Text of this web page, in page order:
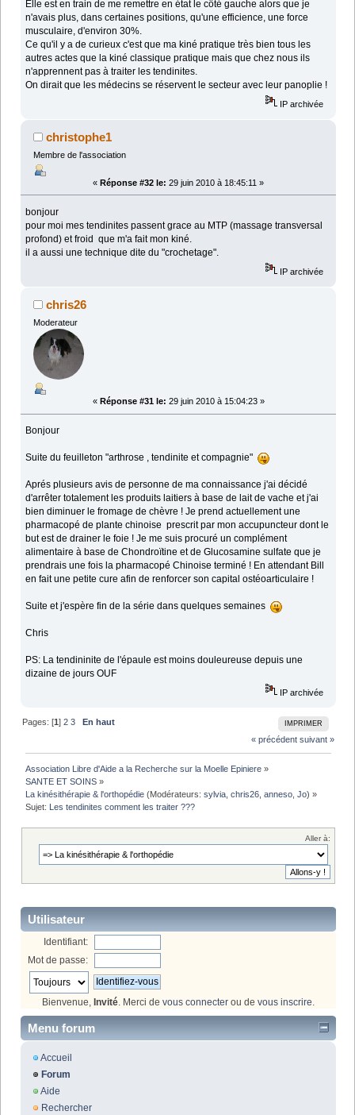
Elle est en train de me remettre en état le côté gauche alors que je
n'avais plus, dans certaines positions, qu'une efficience, une force
musculaire, d'environ 30%.
Ce qu'il y a de curieux c'est que ma kiné pratique très bien tous les
autres actes que la kiné classique pratique mais que chez nous ils
n'apprennent pas à traiter les tendinites.
On dirait que les médecins se réservent le secteur avec leur panoplie !
IP archivée
christophe1
Membre de l'association
« Réponse #32 le: 29 juin 2010 à 18:45:11 »
bonjour
pour moi mes tendinites passent grace au MTP (massage transversal
profond) et froid que m'a fait mon kiné.
il a aussi une technique dite du "crochetage".
IP archivée
chris26
Moderateur
« Réponse #31 le: 29 juin 2010 à 15:04:23 »
Bonjour
Suite du feuilleton "arthrose , tendinite et compagnie"
Aprés plusieurs avis de personne de ma connaissance j'ai décidé
d'arrêter totalement les produits laitiers à base de lait de vache et j'ai
bien diminuer le fromage de chèvre ! Je prend actuellement une
pharmacopé de plante chinoise prescrit par mon accupuncteur dont le
but est de drainer le foie ! Je me suis procuré un complément
alimentaire à base de Chondroïtine et de Glucosamine sulfate que je
prendrais une fois la pharmacopé Chinoise terminé ! En attendant Bill
en fait une petite cure afin de renforcer son capital ostéoarticulaire !
Suite et j'espère fin de la série dans quelques semaines
Chris
PS: La tendininite de l'épaule est moins douleureuse depuis une
dizaine de jours OUF
IP archivée
IMPRIMER
Pages: [1]2 3
En haut
« précédent suivant »
Association Libre d'Aide a la Recherche sur la Moelle Epiniere »
SANTE ET SOINS »
La kinésithérapie & l'orthopédie (Modérateurs:sylvia,chris26,anneso,Jo) »
Sujet: Les tendinites comment les traiter ???
Aller à:
Utilisateur
Identifiant:
Mot de passe:
Bienvenue, Invité. Merci de vous connecter ou de vous inscrire.
Menu forum
Accueil
Forum
Aide
Rechercher